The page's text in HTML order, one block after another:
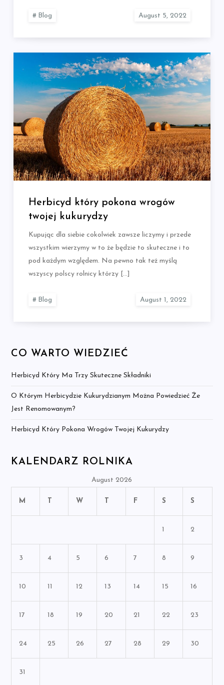
Blog
Herbicyd który pokona wrogów
twojej kukurydzy
Kupując dla siebie cokolwiek zawsze liczymy i przede
wszystkim wierzymy w to że będzie to skuteczne i to
pod każdym względem. Na pewno tak też myślą
wszyscy polscy rolnicy którzy […]
Blog
CO WARTO WIEDZIEĆ
Herbicyd Który Ma Trzy Skuteczne Składniki
O Którym Herbicydzie Kukurydzianym Można Powiedzieć Że
Jest Renomowanym?
Herbicyd Który Pokona Wrogów Twojej Kukurydzy
KALENDARZ ROLNIKA
August 2026
M T W T F S S
1 2
3 4 5 6 7 8 9
10 11 12 13 14 15 16
17 18 19 20 21 22 23
24 25 26 27 28 29 30
31